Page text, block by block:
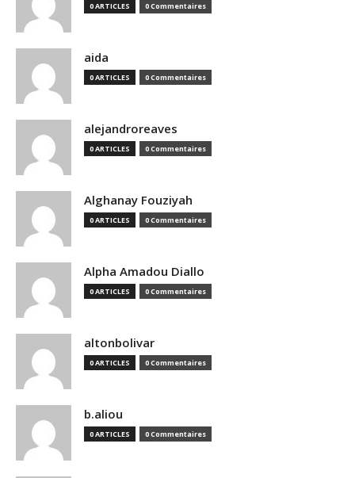
0 ARTICLES 0 Commentaires
aida
0 ARTICLES 0 Commentaires
alejandroreaves
0 ARTICLES 0 Commentaires
Alghanay Fouziyah
0 ARTICLES 0 Commentaires
Alpha Amadou Diallo
0 ARTICLES 0 Commentaires
altonbolivar
0 ARTICLES 0 Commentaires
b.aliou
0 ARTICLES 0 Commentaires